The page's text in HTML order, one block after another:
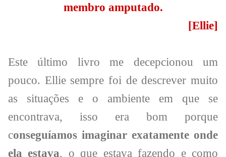
membro amputado.
[Ellie]
Este último livro me decepcionou um
pouco. Ellie sempre foi de descrever muito
as situações e o ambiente em que se
encontrava, isso era bom porque
conseguíamos imaginar exatamente onde
ela estava, o que estava fazendo e como